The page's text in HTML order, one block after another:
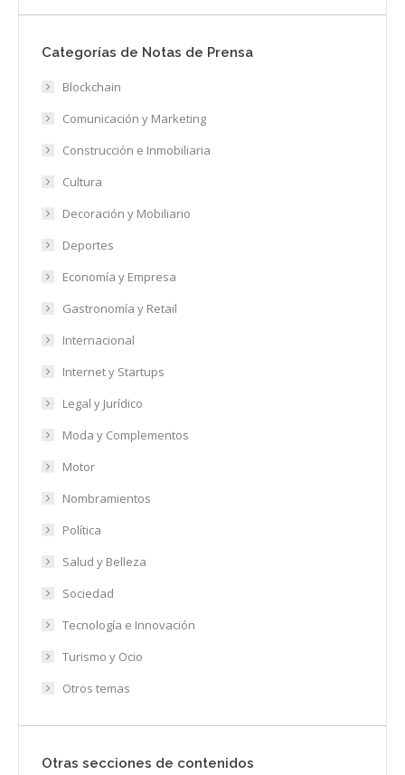
Categorías de Notas de Prensa
Blockchain
Comunicación y Marketing
Construcción e Inmobiliaria
Cultura
Decoración y Mobiliario
Deportes
Economía y Empresa
Gastronomía y Retail
Internacional
Internet y Startups
Legal y Jurídico
Moda y Complementos
Motor
Nombramientos
Política
Salud y Belleza
Sociedad
Tecnología e Innovación
Turismo y Ocio
Otros temas
Otras secciones de contenidos